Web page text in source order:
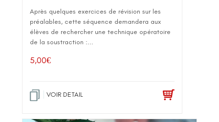
Après quelques exercices de révision sur les
préalables, cette séquence demandera aux
élèves de rechercher une technique opératoire
de la soustraction :...
5,00€
VOIR DETAIL